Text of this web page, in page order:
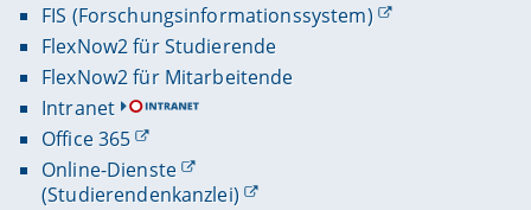
FIS (Forschungsinformationssystem)
FlexNow2 für Studierende
FlexNow2 für Mitarbeitende
Intranet
Office 365
Online-Dienste
(Studierendenkanzlei)